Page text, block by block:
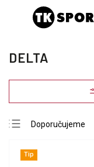
DELTA
Doporučujeme
Nejdražší
Tip